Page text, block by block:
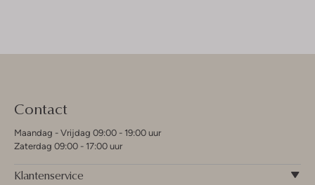
Contact
Maandag - Vrijdag 09:00 - 19:00 uur
Zaterdag 09:00 - 17:00 uur
Klantenservice